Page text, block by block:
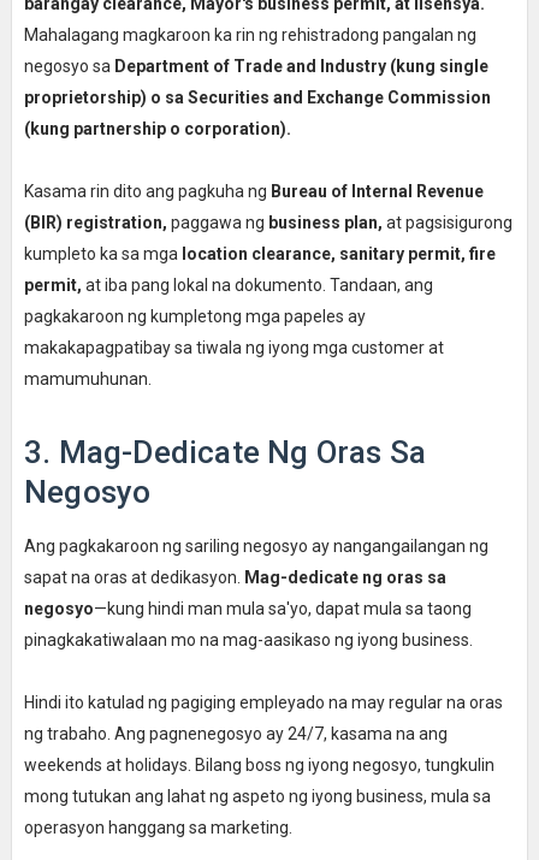
Mahalagang magkaroon ka rin ng rehistradong pangalan ng
negosyo sa Department of Trade and Industry (kung single
proprietorship) o sa Securities and Exchange Commission
(kung partnership o corporation).
Kasama rin dito ang pagkuha ng Bureau of Internal Revenue
(BIR) registration, paggawa ng business plan, at pagsisigurong
kumpleto ka sa mga location clearance, sanitary permit, fire
permit, at iba pang lokal na dokumento. Tandaan, ang
pagkakaroon ng kumpletong mga papeles ay
makakapagpatibay sa tiwala ng iyong mga customer at
mamumuhunan.
3. Mag-Dedicate Ng Oras Sa
Negosyo
Ang pagkakaroon ng sariling negosyo ay nangangailangan ng
sapat na oras at dedikasyon.
Mag-dedicate ng oras sa
negosyo—kung hindi man mula sa'yo, dapat mula sa taong
pinagkakatiwalaan mo na mag-aasikaso ng iyong business.
Hindi ito katulad ng pagiging empleyado na may regular na oras
ng trabaho. Ang pagnenegosyo ay 24/7, kasama na ang
weekends at holidays. Bilang boss ng iyong negosyo, tungkulin
mong tutukan ang lahat ng aspeto ng iyong business, mula sa
operasyon hanggang sa marketing.